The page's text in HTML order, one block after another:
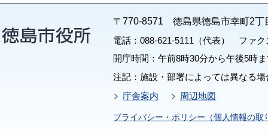
〒770-8571 徳島県徳島市幸町2丁
電話：088-621-5111（代表） ファク
開庁時間：午前8時30分から午後5時
注記：施設・部署によっては異なる
庁舎案内
周辺地図
プライバシー・ポリシー（個人情報の取